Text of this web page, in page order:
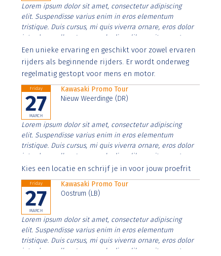
Lorem ipsum dolor sit amet, consectetur adipiscing
elit. Suspendisse varius enim in eros elementum
tristique. Duis cursus, mi quis viverra ornare, eros dolor
interdum nulla, ut commodo diam libero vitae erat.
Aenean faucibus nibh et justo cursus id rutrum lorem
imperdiet. Nunc ut sem vitae risus tristique posuere.
Een unieke ervaring en geschikt voor zowel ervaren
rijders als beginnende rijders. Er wordt onderweg
regelmatig gestopt voor mens en motor.
Friday
27
MARCH
Kawasaki Promo Tour
Nieuw Weerdinge (DR)
Lorem ipsum dolor sit amet, consectetur adipiscing
elit. Suspendisse varius enim in eros elementum
tristique. Duis cursus, mi quis viverra ornare, eros dolor
interdum nulla, ut commodo diam libero vitae erat.
Aenean faucibus nibh et justo cursus id rutrum lorem
Kies een locatie en schrijf je in voor jouw proefrit
Friday
27
MARCH
Kawasaki Promo Tour
Oostrum (LB)
Lorem ipsum dolor sit amet, consectetur adipiscing
elit. Suspendisse varius enim in eros elementum
tristique. Duis cursus, mi quis viverra ornare, eros dolor
interdum nulla, ut commodo diam libero vitae erat.